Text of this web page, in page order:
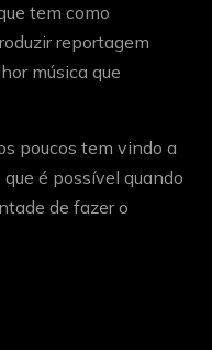
tem como
reportagem
música que
poucos tem vindo a
é possível quando
de fazer o